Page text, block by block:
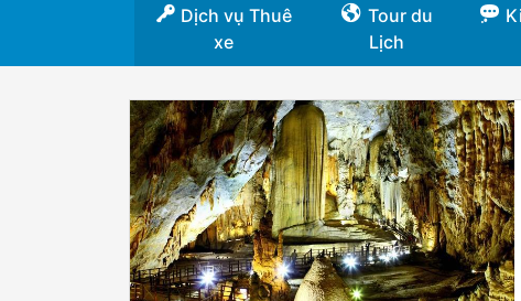
Dịch vụ Thuê
xe
Tour du
Lịch